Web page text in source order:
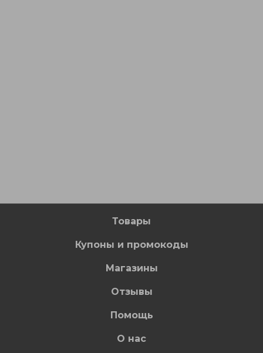
Товары
Купоны и промокоды
Магазины
Отзывы
Помощь
О нас